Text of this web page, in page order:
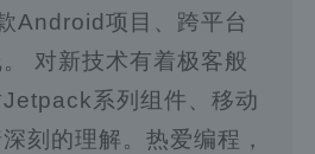
Android项目、跨平台
对新技术有着极客般
系列组件、移动
刻的理解。热爱编程，